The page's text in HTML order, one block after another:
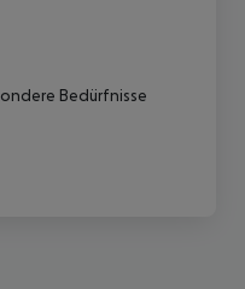
Bedürfnisse